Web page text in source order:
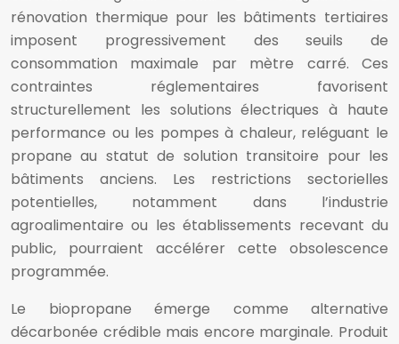
rénovation thermique pour les bâtiments tertiaires
imposent progressivement des seuils de
consommation maximale par mètre carré. Ces
contraintes réglementaires favorisent
structurellement les solutions électriques à haute
performance ou les pompes à chaleur, reléguant le
propane au statut de solution transitoire pour les
bâtiments anciens. Les restrictions sectorielles
potentielles, notamment dans l’industrie
agroalimentaire ou les établissements recevant du
public, pourraient accélérer cette obsolescence
programmée.
Le biopropane émerge comme alternative
décarbonée crédible mais encore marginale. Produit